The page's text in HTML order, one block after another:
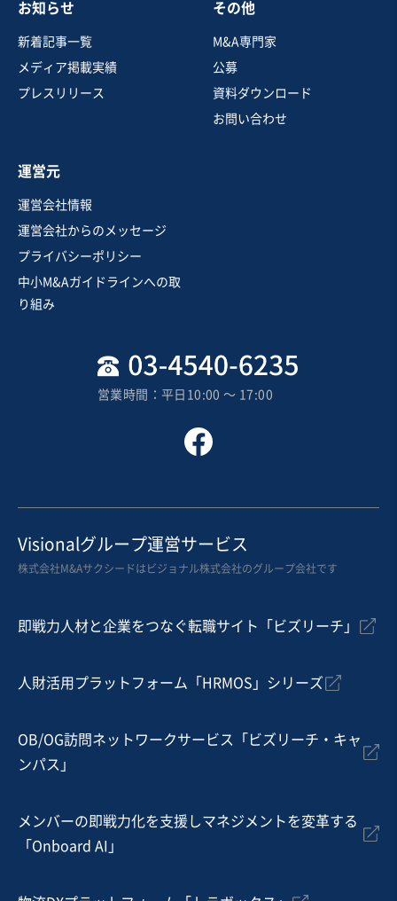
お知らせ
新着記事一覧
メディア掲載実績
プレスリリース
その他
M&A専門家
公募
資料ダウンロード
お問い合わせ
運営元
運営会社情報
運営会社からのメッセージ
プライバシーポリシー
中小M&Aガイドラインへの取
り組み
営業時間：平日10:00 〜 17:00
Visionalグループ運営サービス
株式会社M&Aサクシードはビジョナル株式会社のグループ会社です
即戦力人材と企業をつなぐ転職サイト「ビズリーチ」
人財活用プラットフォーム「HRMOS」シリーズ
OB/OG訪問ネットワークサービス「ビズリーチ・キャ
ンパス」
メンバーの即戦力化を支援しマネジメントを変革する
「Onboard AI」